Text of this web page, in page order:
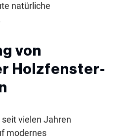
natürliche
von
Holzfenster-
vielen Jahren
modernes